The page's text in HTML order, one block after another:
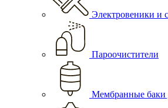
Электровеники и
Пароочистители
Мембранные баки